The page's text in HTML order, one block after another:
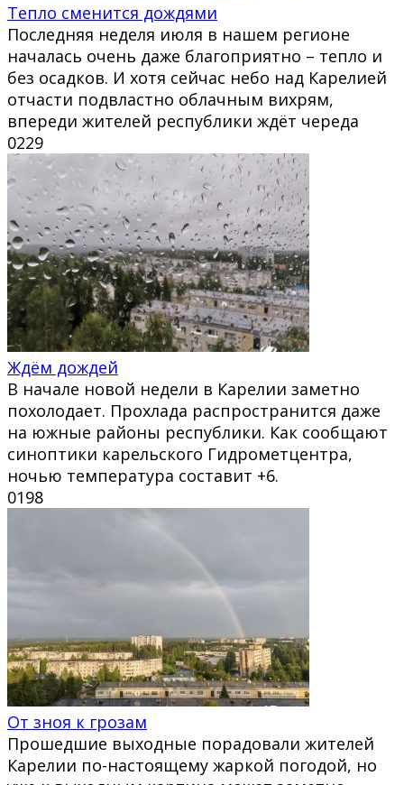
Тепло сменится дождями
Последняя неделя июля в нашем регионе
началась очень даже благоприятно – тепло и
без осадков. И хотя сейчас небо над Карелией
отчасти подвластно облачным вихрям,
впереди жителей республики ждёт череда
0229
Ждём дождей
В начале новой недели в Карелии заметно
похолодает. Прохлада распространится даже
на южные районы республики. Как сообщают
синоптики карельского Гидрометцентра,
ночью температура составит +6.
0198
От зноя к грозам
Прошедшие выходные порадовали жителей
Карелии по-настоящему жаркой погодой, но